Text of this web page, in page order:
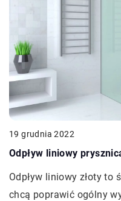
19 grudnia 2022
Odpływ liniowy
Odpływ liniowy złoty to
chcą poprawić ogólny